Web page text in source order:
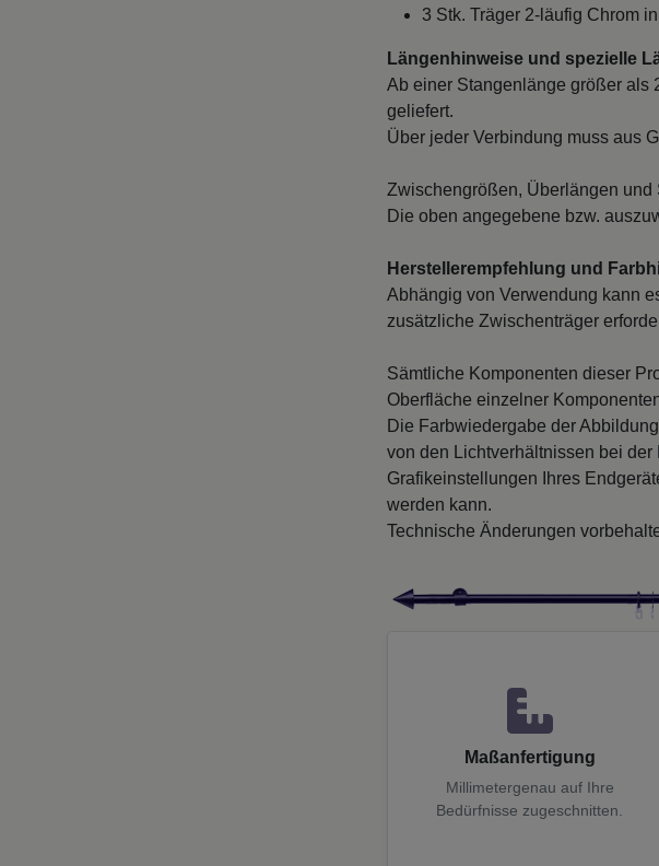
3 Stk. Träger 2-läufig Chrom
Längenhinweise und spezielle
Ab einer Stangenlänge größer als
geliefert.
Über jeder Verbindung muss aus
Zwischengrößen, Überlängen und
Die oben angegebene bzw.
Herstellerempfehlung und
Abhängig von Verwendung kann
zusätzliche Zwischenträger
Sämtliche Komponenten dieser
Oberfläche einzelner
Die Farbwiedergabe der
von den Lichtverhältnissen bei
Grafikeinstellungen Ihres
werden kann.
Technische Änderungen
Maßanfertigung
Millimetergenau auf Ihre
Bedürfnisse zugeschnitten.